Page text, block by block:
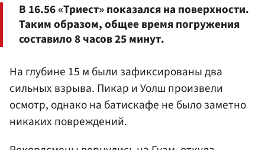
В 16.56 «Триест» показался на поверхности.
Таким образом, общее время погружения
составило 8 часов 25 минут.
На глубине 15 м были зафиксированы два
сильных взрыва. Пикар и Уолш произвели
осмотр, однако на батискафе не было заметно
никаких повреждений.